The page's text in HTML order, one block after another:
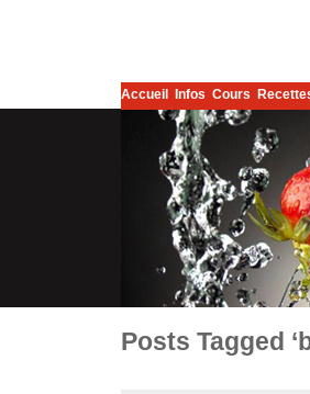
Accueil Infos Cours
Posts Tagged